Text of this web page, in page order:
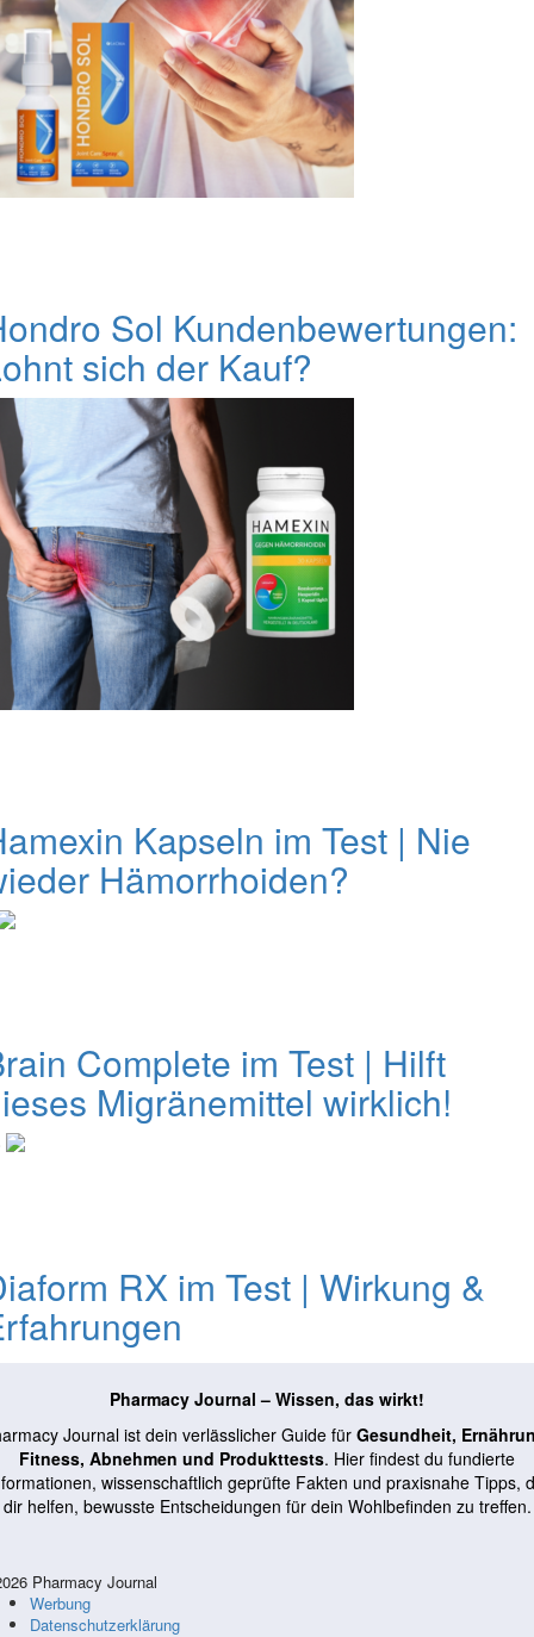
Sol Kundenbewertungen:
sich der Kauf?
Kapseln im Test | Nie
Hämorrhoiden?
Complete im Test | Hilft
Migränemittel wirklich!
RX im Test | Wirkung &
Pharmacy Journal – Wissen, das wirkt!
Journal ist dein verlässlicher Guide für Gesundheit,
Fitness, Abnehmen und Produkttests. Hier findest du fundierte
wissenschaftlich geprüfte Fakten und praxisnahe Tipps,
dir helfen, bewusste Entscheidungen für dein Wohlbefinden zu treffen.
Pharmacy Journal
Werbung
Datenschutzerklärung